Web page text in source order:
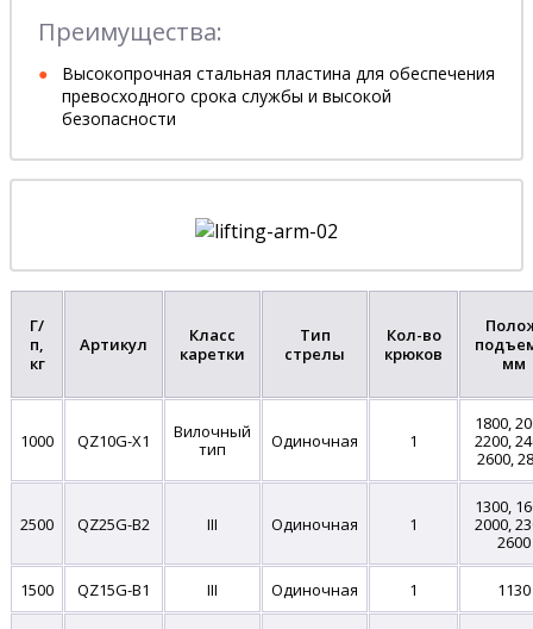
Преимущества:
Высокопрочная стальная пластина для обеспечения
превосходного срока службы и высокой
безопасности
Г/
п,
кг
Артикул
Класс
каретки
Тип
стрелы
Кол-во
крюков
мм
1000 QZ10G-X1
Вилочный
тип
Одиночная 1
1800,
2200,
2600,
2500 QZ25G-B2 III Одиночная 1
1300,
2000,
2600
1500 QZ15G-B1 III Одиночная 1 1130